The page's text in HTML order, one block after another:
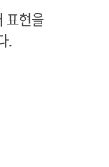
표현을
.